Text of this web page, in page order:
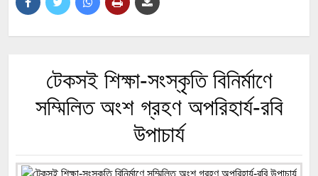
টেকসই শিক্ষা-সংস্কৃতি বিনির্মাণে
সম্মিলিত অংশ গ্রহণ অপরিহার্য-রবি
উপাচার্য